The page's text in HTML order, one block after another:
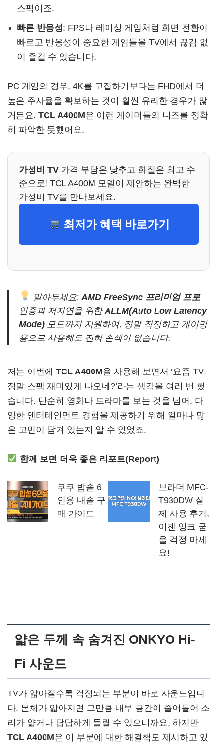
스펙이죠.
빠른 반응성: FPS나 레이싱 게임처럼 화면 전환이
빠르고 반응성이 중요한 게임들을 TV에서 끊김 없
이 즐길 수 있습니다.
PC 게임의 경우, 4K를 고집하기보다는 FHD에서 더
높은 주사율을 확보하는 것이 훨씬 유리한 경우가 많
거든요. TCL A400M은 이런 게이머들의 니즈를 정확
히 파악한 듯했어요.
가성비 TV가격 부담은 낮추고 화질은 최고 수
준으로! TCL A400M 모델이 제안하는 완벽한
가성비 TV를 만나보세요.
최저가 혜택 바로가기
알아두세요:AMD FreeSync 프리미엄 프로
인증과 저지연을 위한ALLM(Auto Low Latency
Mode) 모드까지 지원하여, 정말 작정하고 게이밍
용으로 사용해도 전혀 손색이 없습니다.
저는 이번에 TCL A400M을 사용해 보면서 ‘요즘 TV
정말 스펙 재미있게 나오네?’라는 생각을 여러 번 했
습니다. 단순히 영화나 드라마를 보는 것을 넘어, 다
양한 엔터테인먼트 경험을 제공하기 위해 얼마나 많
은 고민이 담겨 있는지 알 수 있었죠.
함께 보면 더욱 좋은 리포트(Report)
쿠쿠 밥솥 6
인용 내솥 구
매 가이드
브라더 MFC-
T930DW 실
제 사용 후기,
이젠 잉크 굳
을 걱정 마세
요!
얇은 두께 속 숨겨진 ONKYO Hi-
Fi 사운드
TV가 얇아질수록 걱정되는 부분이 바로 사운드입니
다. 본체가 얇아지면 그만큼 내부 공간이 줄어들어 소
리가 얇거나 답답하게 들릴 수 있으니까요. 하지만
TCL A400M은 이 부분에 대한 해결책도 제시하고 있